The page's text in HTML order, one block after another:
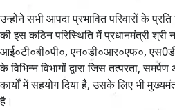
उन्होंने सभी आपदा प्रभावित परिवारों के
की इस कठिन परिस्थिति में प्रधानमंत्री श्री
आई०टी०बी०पी०, एन०डी०आर०एफ०,
के विभिन्न विभागों द्वारा जिस तत्परता,
कार्यों में सहयोग दिया है, उसके लिए भी
है।